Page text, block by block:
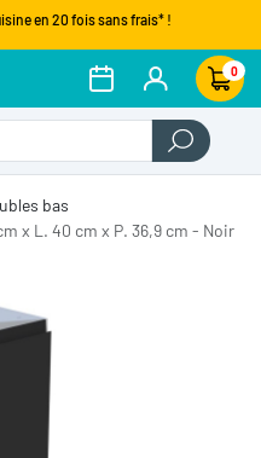
en 20 fois sans frais* !
0
bas
x L. 40 cm x P. 36,9 cm - Noir